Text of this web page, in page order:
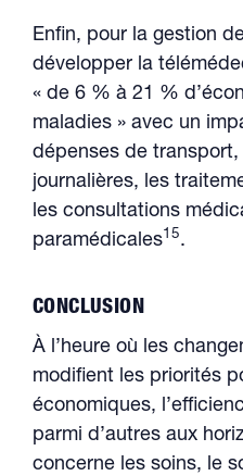
Enfin, pour la gestion
développer la
« de 6 % à 21 %
maladies » avec un
dépenses de
journalières, les
les consultations
paramédicales15.
CONCLUSION
À l’heure où les
modifient les priorités
économiques,
parmi d’autres aux
concerne les soins, le